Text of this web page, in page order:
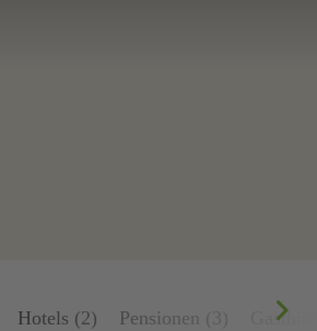
Hotels (2) Pensionen (3)